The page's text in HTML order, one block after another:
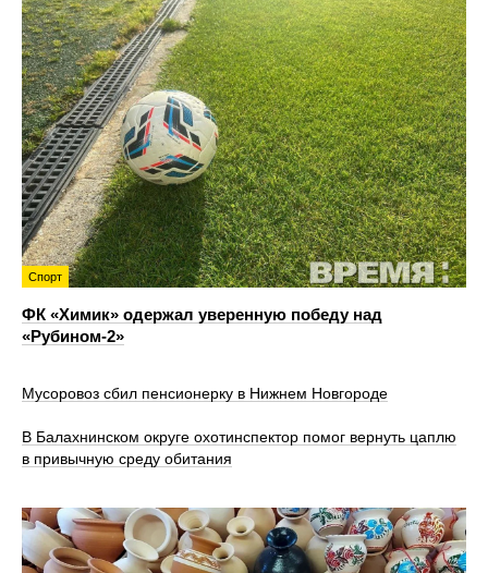
Спорт
ФК «Химик» одержал уверенную победу над
«Рубином‑2»
Мусоровоз сбил пенсионерку в Нижнем Новгороде
В Балахнинском округе охотинспектор помог вернуть цаплю
в привычную среду обитания